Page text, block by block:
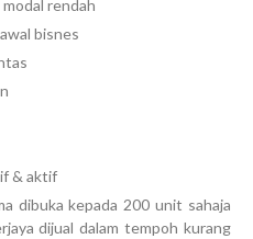
rendah
bisnes
& aktif
dibuka kepada 200 unit sahaja
dijual dalam tempoh kurang